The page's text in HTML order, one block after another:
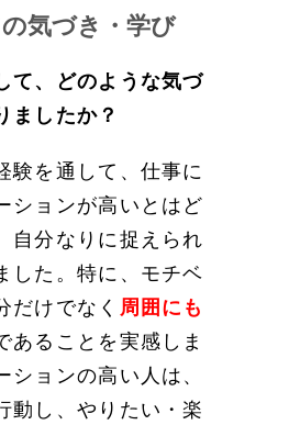
気づき・学び
、どのような気づ
ましたか？
験を通して、仕事に
ションが高いとはど
自分なりに捉えられ
した。特に、モチベ
だけでなく 周囲にも
あることを実感しま
ションの高い人は、
動し、やりたい・楽